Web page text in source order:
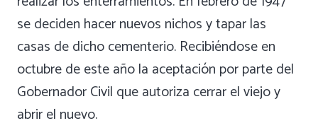
se deciden hacer nuevos nichos y tapar las
casas de dicho cementerio. Recibiéndose en
octubre de este año la aceptación por parte del
Gobernador Civil que autoriza cerrar el viejo y
abrir el nuevo.